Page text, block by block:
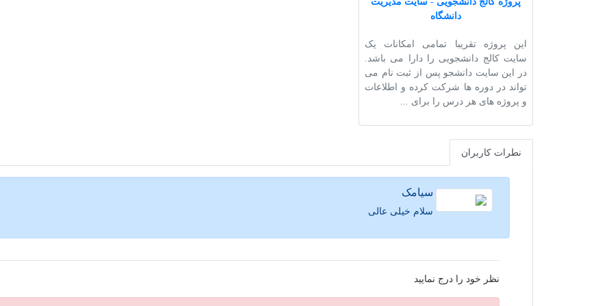
دانشگاه
این پروژه تقریبا تمامی امکانات یک
سایت کالج دانشجویی را دارا می باشد.
در این سایت دانشجو پس از ثبت نام می
تواند در دوره ها شرکت کرده و اطلاعات
و پروژه های هر درس را برای ...
نطرات کاربران
سیامک
سلام خیلی عالی
نظر خود را درج نمایید